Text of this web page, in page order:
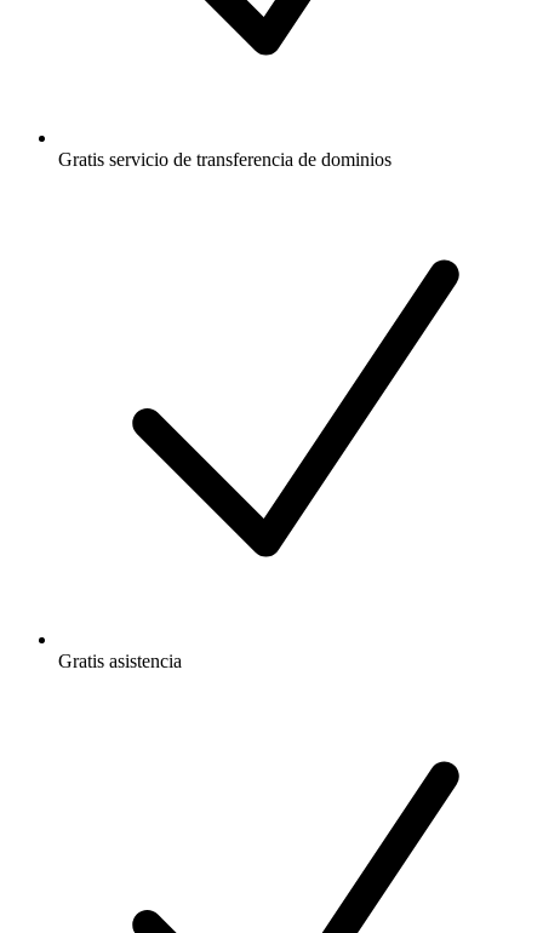
Gratis servicio de transferencia de dominios
Gratis asistencia